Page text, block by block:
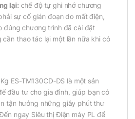
lại:chế độ tự ghi nhớ chương
sự cố gián đoạn do mất điện,
đúng chương trình đã cài đặt
thao tác lại một lần nữa khi có
ES-TM130CD-DS là một sản
đầu tư cho gia đình, giúp bạn có
tận hưởng những giây phút thư
ngay Siêu thị Điện máy PL để